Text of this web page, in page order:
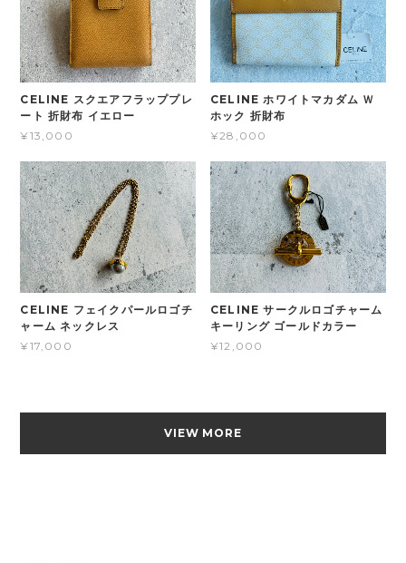
CELINE スクエアフラッププレ
ート 折財布 イエロー
¥13,000
CELINE ホワイトマカダム Ｗ
ホック 折財布
¥28,000
CELINE フェイクパールロゴチ
ャーム ネックレス
¥17,000
CELINE サークルロゴチャーム
キーリング ゴールドカラー
¥12,000
VIEW MORE